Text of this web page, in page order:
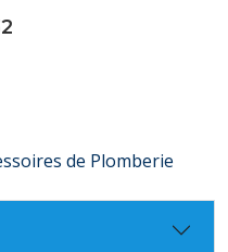
de Plomberie